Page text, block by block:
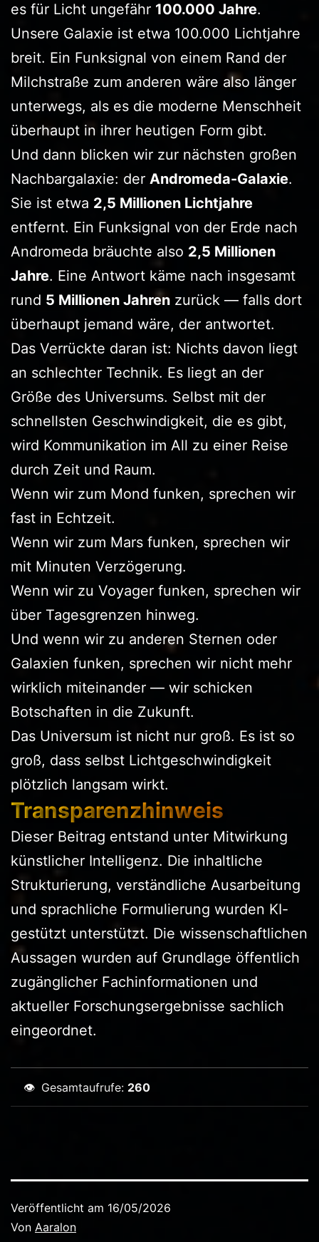
es für Licht ungefähr 100.000 Jahre.
Unsere Galaxie ist etwa 100.000 Lichtjahre
breit. Ein Funksignal von einem Rand der
Milchstraße zum anderen wäre also länger
unterwegs, als es die moderne Menschheit
überhaupt in ihrer heutigen Form gibt.
Und dann blicken wir zur nächsten großen
Nachbargalaxie: der Andromeda-Galaxie.
Sie ist etwa 2,5 Millionen Lichtjahre
entfernt. Ein Funksignal von der Erde nach
Andromeda bräuchte also 2,5 Millionen
Jahre. Eine Antwort käme nach insgesamt
rund 5 Millionen Jahren zurück — falls dort
überhaupt jemand wäre, der antwortet.
Das Verrückte daran ist: Nichts davon liegt
an schlechter Technik. Es liegt an der
Größe des Universums. Selbst mit der
schnellsten Geschwindigkeit, die es gibt,
wird Kommunikation im All zu einer Reise
durch Zeit und Raum.
Wenn wir zum Mond funken, sprechen wir
fast in Echtzeit.
Wenn wir zum Mars funken, sprechen wir
mit Minuten Verzögerung.
Wenn wir zu Voyager funken, sprechen wir
über Tagesgrenzen hinweg.
Und wenn wir zu anderen Sternen oder
Galaxien funken, sprechen wir nicht mehr
wirklich miteinander — wir schicken
Botschaften in die Zukunft.
Das Universum ist nicht nur groß. Es ist so
groß, dass selbst Lichtgeschwindigkeit
plötzlich langsam wirkt.
Transparenzhinweis
Dieser Beitrag entstand unter Mitwirkung
künstlicher Intelligenz. Die inhaltliche
Strukturierung, verständliche Ausarbeitung
und sprachliche Formulierung wurden KI-
gestützt unterstützt. Die wissenschaftlichen
Aussagen wurden auf Grundlage öffentlich
zugänglicher Fachinformationen und
aktueller Forschungsergebnisse sachlich
eingeordnet.
👁 Gesamtaufrufe: 260
Veröffentlicht am 16/05/2026
Von Aaralon